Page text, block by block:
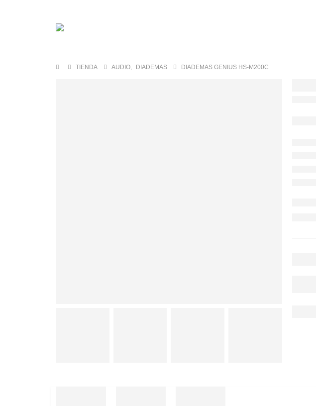
TIENDA AUDIO, DIADEMAS DIADEMAS GENIUS HS-M200C